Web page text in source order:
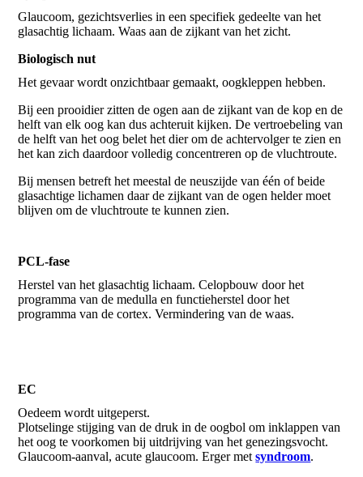
Glaucoom, gezichtsverlies in een specifiek gedeelte van het
glasachtig lichaam. Waas aan de zijkant van het zicht.
Biologisch nut
Het gevaar wordt onzichtbaar gemaakt, oogkleppen hebben.
Bij een prooidier zitten de ogen aan de zijkant van de kop en de
helft van elk oog kan dus achteruit kijken. De vertroebeling van
de helft van het oog belet het dier om de achtervolger te zien en
het kan zich daardoor volledig concentreren op de vluchtroute.
Bij mensen betreft het meestal de neuszijde van één of beide
glasachtige lichamen daar de zijkant van de ogen helder moet
blijven om de vluchtroute te kunnen zien.
PCL-fase
Herstel van het glasachtig lichaam. Celopbouw door het
programma van de medulla en functieherstel door het
programma van de cortex. Vermindering van de waas.
EC
Oedeem wordt uitgeperst.
Plotselinge stijging van de druk in de oogbol om inklappen van
het oog te voorkomen bij uitdrijving van het genezingsvocht.
Glaucoom-aanval, acute glaucoom. Erger metsyndroom.